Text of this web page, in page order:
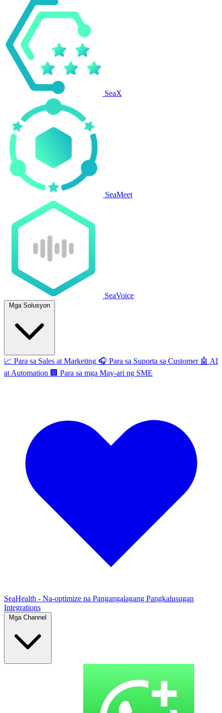
SeaX
SeaMeet
SeaVoice
Mga Solusyon
📈 Para sa Sales at Marketing 🎧 Para sa Suporta sa Customer 🤖 AI
at Automation 🏢 Para sa mga May-ari ng SME
SeaHealth - Na-optimize na Pangangalagang Pangkalusugan
Integrations
Mga Channel